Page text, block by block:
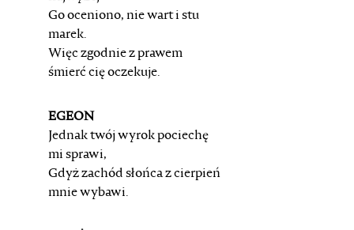
Go oceniono, nie wart i stu
marek.
Więc zgodnie z prawem
śmierć cię oczekuje.
EGEON
Jednak twój wyrok pociechę
mi sprawi,
Gdyż zachód słońca z cierpień
mnie wybawi.